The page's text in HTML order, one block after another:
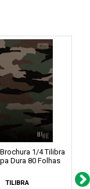
1/4 Tilibra
Dura 80 Folhas
TILIBRA